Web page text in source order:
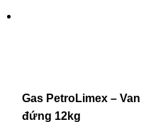
Gas PetroLimex – Van
đứng 12kg